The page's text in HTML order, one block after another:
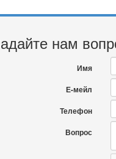
нам
Имя
Е-мейл
Телефон
Вопрос